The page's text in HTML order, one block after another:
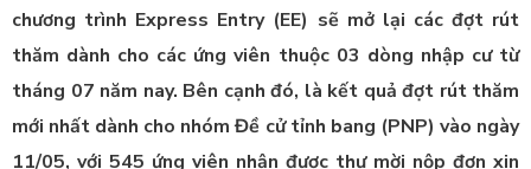
chương trình Express Entry (EE) sẽ mở lại các đợt rút
thăm dành cho các ứng viên thuộc 03 dòng nhập cư từ
tháng 07 năm nay. Bên cạnh đó, là kết quả đợt rút thăm
mới nhất dành cho nhóm Đề cử tỉnh bang (PNP) vào ngày
11/05, với 545 ứng viên nhận được thư mời nộp đơn xin